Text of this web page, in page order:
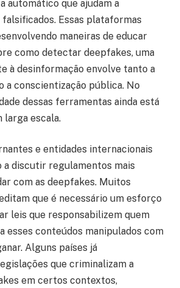
automático que ajudam a
Essas plataformas
maneiras de educar
como detectar deepfakes, uma
à desinformação envolve tanto a
a conscientização pública. No
dessas ferramentas ainda está
larga escala.
e entidades internacionais
a discutir regulamentos mais
com as deepfakes. Muitos
que é necessário um esforço
leis que responsabilizem quem
esses conteúdos manipulados com
Alguns países já
que criminalizam a
em certos contextos,